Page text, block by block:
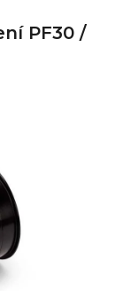
hvězdiček.
PF30 /